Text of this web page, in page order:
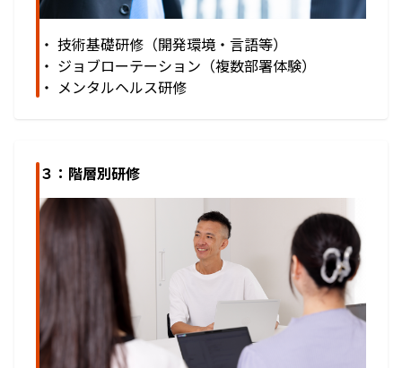
・ 技術基礎研修（開発環境・言語等）
・ ジョブローテーション（複数部署体験）
・ メンタルヘルス研修
３：階層別研修